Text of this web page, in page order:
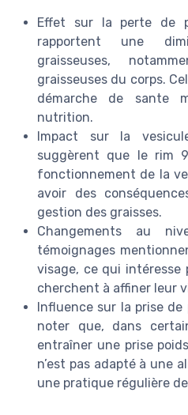
Effet sur la perte de
rapportent une
graisseuses,
graisseuses du corps.
démarche de sante
nutrition.
Impact sur la
suggèrent que le rim
fonctionnement de la
avoir des
gestion des graisses.
Changements au
témoignages
visage, ce qui
cherchent à affiner leur
Influence sur la prise
noter que, dans
entraîner une prise
n’est pas adapté à une
une pratique régulière